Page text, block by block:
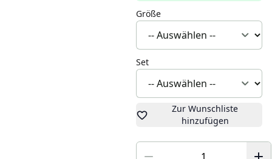
Größe
Set
Zur Wunschliste
hinzufügen